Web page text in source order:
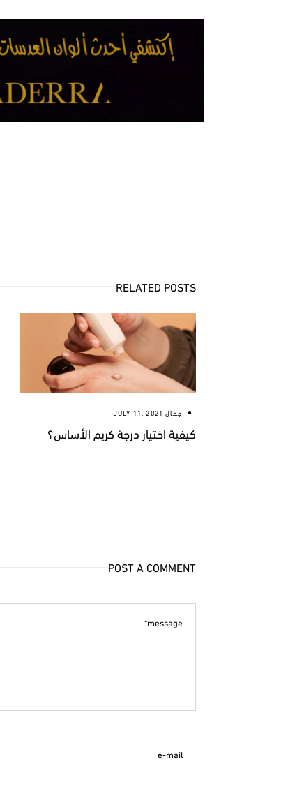
RELATED POSTS
جمال JULY 11, 2021
كيفية اختيار درجة كريم الأساس؟
POST A COMMENT